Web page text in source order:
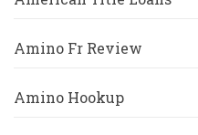
Amino Fr Review
Amino Hookup